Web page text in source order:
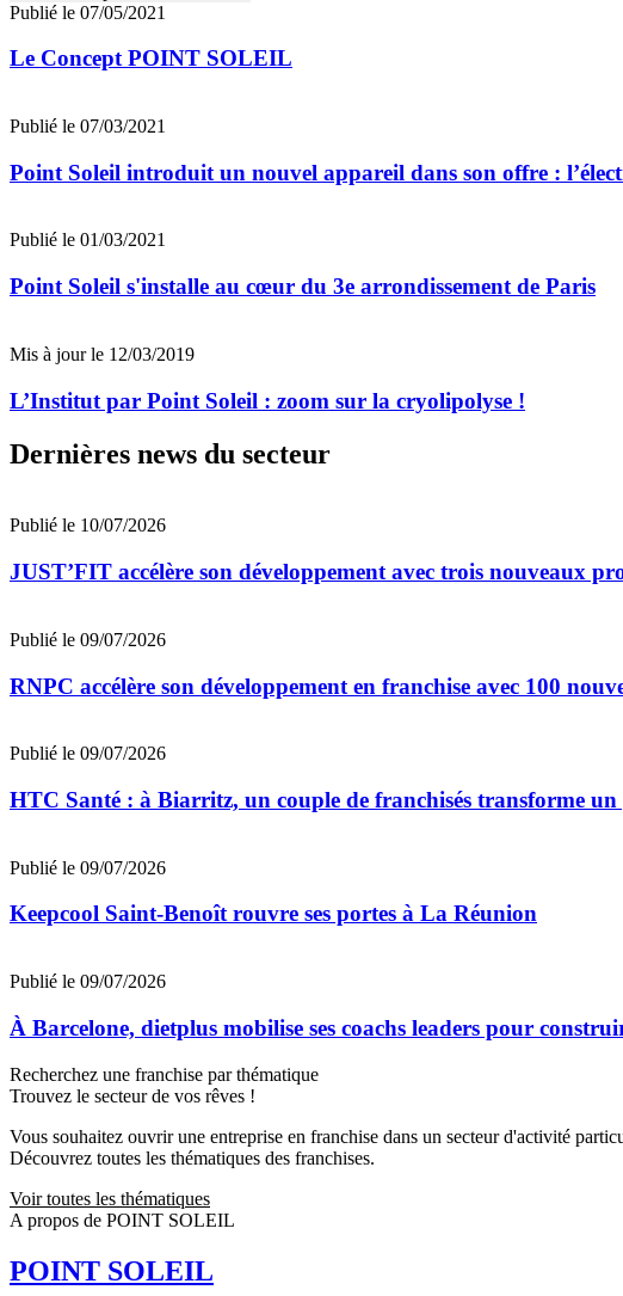
Publié le 07/05/2021
Le Concept POINT SOLEIL
Publié le 07/03/2021
Point Soleil introduit un nouvel appareil dans son offre :
Publié le 01/03/2021
Point Soleil s'installe au cœur du 3e arrondissement de Paris
Mis à jour le 12/03/2019
L’Institut par Point Soleil : zoom sur la cryolipolyse !
Dernières news du secteur
Publié le 10/07/2026
JUST’FIT accélère son développement avec trois nouveaux
Publié le 09/07/2026
RNPC accélère son développement en franchise avec 100
Publié le 09/07/2026
HTC Santé : à Biarritz, un couple de franchisés transforme
Publié le 09/07/2026
Keepcool Saint-Benoît rouvre ses portes à La Réunion
Publié le 09/07/2026
À Barcelone, dietplus mobilise ses coachs leaders pour
Recherchez une franchise par thématique
Trouvez le secteur de vos rêves !
Vous souhaitez ouvrir une entreprise en franchise dans un secteur d'activité
Découvrez toutes les thématiques des franchises.
Voir toutes les thématiques
A propos de POINT SOLEIL
POINT SOLEIL